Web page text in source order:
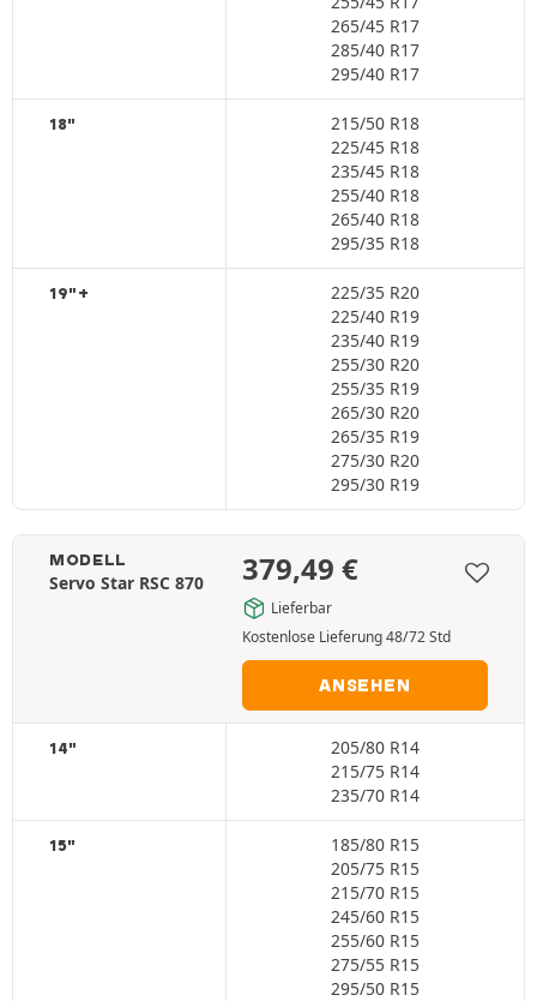
265/45 R17
285/40 R17
295/40 R17
18"
215/50 R18
225/45 R18
235/45 R18
255/40 R18
265/40 R18
295/35 R18
19"+
225/35 R20
225/40 R19
235/40 R19
255/30 R20
255/35 R19
265/30 R20
265/35 R19
275/30 R20
295/30 R19
MODELL
Servo Star RSC 870 379,49 €
Lieferbar
Kostenlose Lieferung 48/72 Std
ANSEHEN
14"
205/80 R14
215/75 R14
235/70 R14
15"
185/80 R15
205/75 R15
215/70 R15
245/60 R15
255/60 R15
275/55 R15
295/50 R15